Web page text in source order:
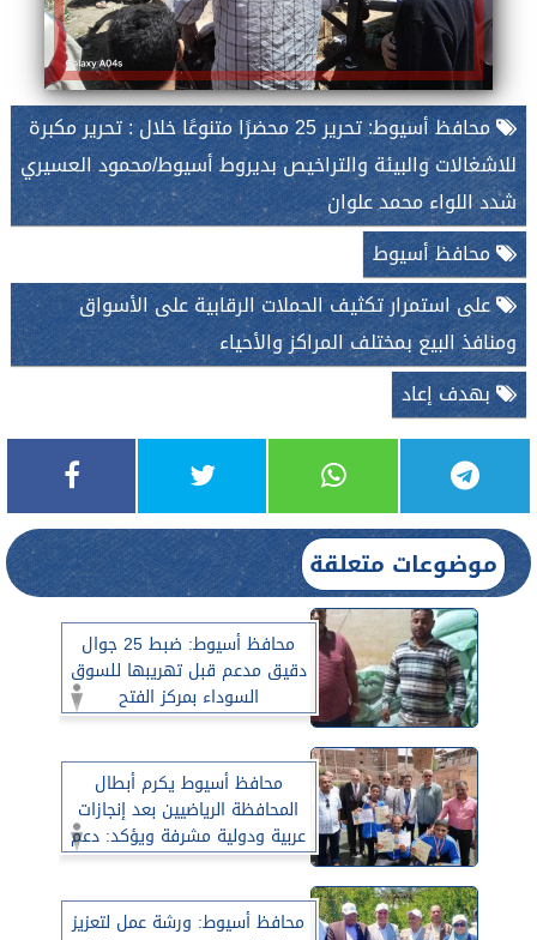
محافظ أسيوط: تحرير 25 محضرًا متنوعًا خلال : تحرير مكبرة
للاشغالات والبيئة والتراخيص بديروط أسيوط/محمود العسيري
شدد اللواء محمد علوان
محافظ أسيوط
على استمرار تكثيف الحملات الرقابية على الأسواق
ومنافذ البيع بمختلف المراكز والأحياء
بهدف إعاد
موضوعات متعلقة
محافظ أسيوط: ضبط 25 جوال
دقيق مدعم قبل تهريبها للسوق
السوداء بمركز الفتح
محافظ أسيوط يكرم أبطال
المحافظة الرياضيين بعد إنجازات
عربية ودولية مشرفة ويؤكد: دعم
الموهوبين مستمر لرفع اسم
محافظ أسيوط: ورشة عمل لتعزيز